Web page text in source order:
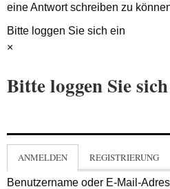
eine Antwort schreiben zu
Bitte loggen Sie sich ein
×
Bitte loggen Sie
ANMELDEN REGISTRIERUNG
Benutzername oder E-Mail-